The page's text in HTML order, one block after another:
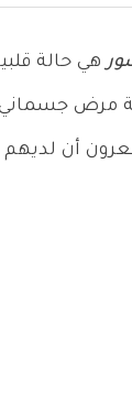
هي حالة
مرض جسماني
أن لديهم